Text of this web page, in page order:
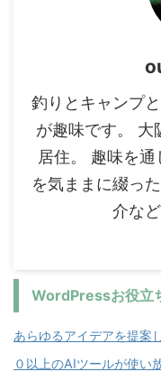
釣りとキャンプ
が趣味です。 大
居住。 趣味を
を気ままに綴っ
介な
WordPressお役立
あらゆるアイデアを提案
０以上のAIツールが使い